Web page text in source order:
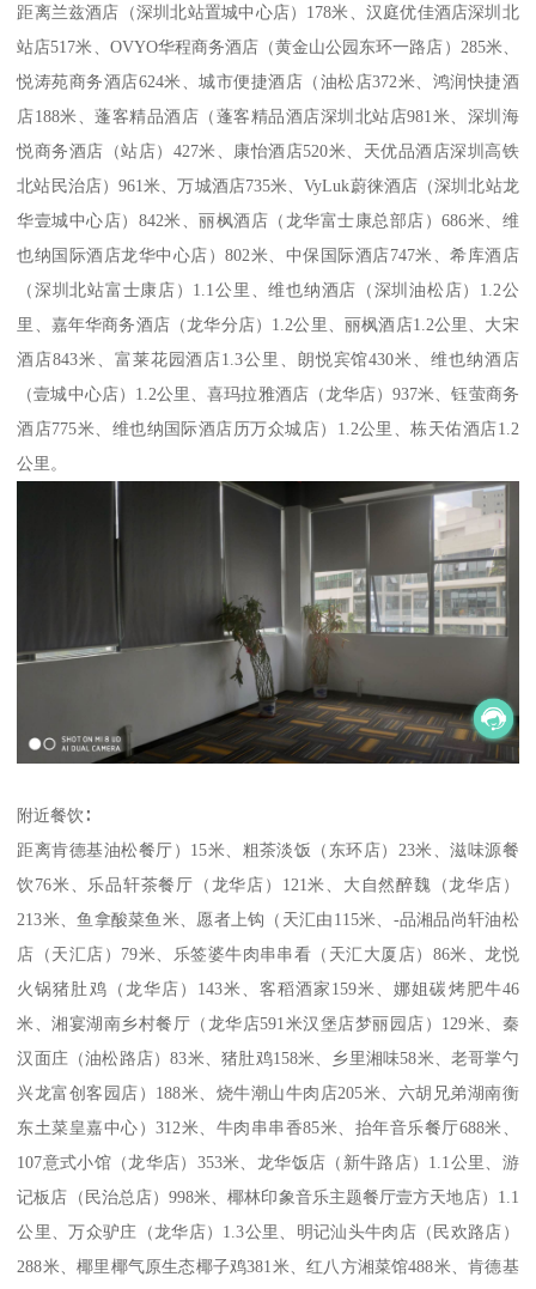
距离兰兹酒店（深圳北站置城中心店）178米、汉庭优佳酒店深圳北
站店517米、OVYO华程商务酒店（黄金山公园东环一路店）285米、
悦涛苑商务酒店624米、城市便捷酒店（油松店372米、鸿润快捷酒
店188米、蓬客精品酒店（蓬客精品酒店深圳北站店981米、深圳海
悦商务酒店（站店）427米、康怡酒店520米、天优品酒店深圳高铁
北站民治店）961米、万城酒店735米、VyLuk蔚徕酒店（深圳北站龙
华壹城中心店）842米、丽枫酒店（龙华富士康总部店）686米、维
也纳国际酒店龙华中心店）802米、中保国际酒店747米、希库酒店
（深圳北站富士康店）1.1公里、维也纳酒店（深圳油松店）1.2公
里、嘉年华商务酒店（龙华分店）1.2公里、丽枫酒店1.2公里、大宋
酒店843米、富莱花园酒店1.3公里、朗悦宾馆430米、维也纳酒店
（壹城中心店）1.2公里、喜玛拉雅酒店（龙华店）937米、钰萤商务
酒店775米、维也纳国际酒店历万众城店）1.2公里、栋天佑酒店1.2
公里。
附近餐饮∶
距离肯德基油松餐厅）15米、粗茶淡饭（东环店）23米、滋味源餐
饮76米、乐品轩茶餐厅（龙华店）121米、大自然醉魏（龙华店）
213米、鱼拿酸菜鱼米、愿者上钩（天汇由115米、-品湘品尚轩油松
店（天汇店）79米、乐签婆牛肉串串看（天汇大厦店）86米、龙悦
火锅猪肚鸡（龙华店）143米、客稻酒家159米、娜姐碳烤肥牛46
米、湘宴湖南乡村餐厅（龙华店591米汉堡店梦丽园店）129米、秦
汉面庄（油松路店）83米、猪肚鸡158米、乡里湘味58米、老哥掌勺
兴龙富创客园店）188米、烧牛潮山牛肉店205米、六胡兄弟湖南衡
东土菜皇嘉中心）312米、牛肉串串香85米、抬年音乐餐厅688米、
107意式小馆（龙华店）353米、龙华饭店（新牛路店）1.1公里、游
记板店（民治总店）998米、椰林印象音乐主题餐厅壹方天地店）1.1
公里、万众驴庄（龙华店）1.3公里、明记汕头牛肉店（民欢路店）
288米、椰里椰气原生态椰子鸡381米、红八方湘菜馆488米、肯德基